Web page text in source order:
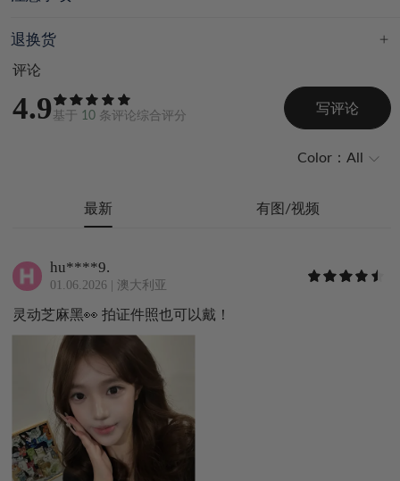
退换货
评论
4.9 基于 10条评论综合评分
写评论
Color： All
最新 有图/视频
hu****9.
01.06.2026 | 澳大利亚
灵动芝麻黑👀 拍证件照也可以戴！